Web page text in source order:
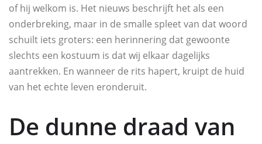
of hij welkom is. Het nieuws beschrijft het als een
onderbreking, maar in de smalle spleet van dat woord
schuilt iets groters: een herinnering dat gewoonte
slechts een kostuum is dat wij elkaar dagelijks
aantrekken. En wanneer de rits hapert, kruipt de huid
van het echte leven eronderuit.
De dunne draad van